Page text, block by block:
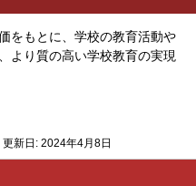
をもとに、学校の教育活動や
より質の高い学校教育の実現
更新日: 2024年4月8日